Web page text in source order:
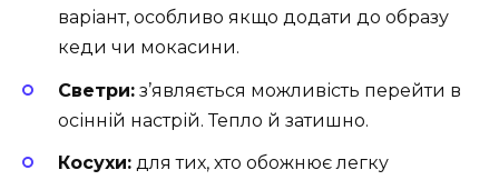
варіант, особливо якщо додати до образу
кеди чи мокасини.
Светри: з’являється можливість перейти в
осінній настрій. Тепло й затишно.
Косухи: для тих, хто обожнює легку